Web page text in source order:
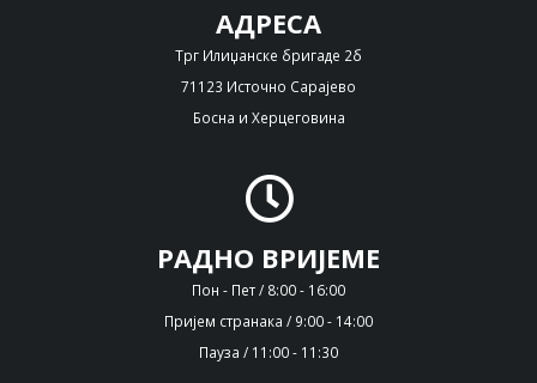
АДРЕСА
Трг Илиџанске бригаде 2б
71123 Источно Сарајево
Босна и Херцеговина
РАДНО ВРИЈЕМЕ
Пон - Пет / 8:00 - 16:00
Пријем странака / 9:00 - 14:00
Пауза / 11:00 - 11:30